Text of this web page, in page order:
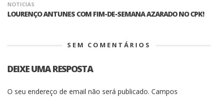
NOTICIAS
LOURENÇO ANTUNES COM FIM-DE-SEMANA AZARADO NO CPK!
SEM COMENTÁRIOS
DEIXE UMA RESPOSTA
O seu endereço de email não será publicado. Campos